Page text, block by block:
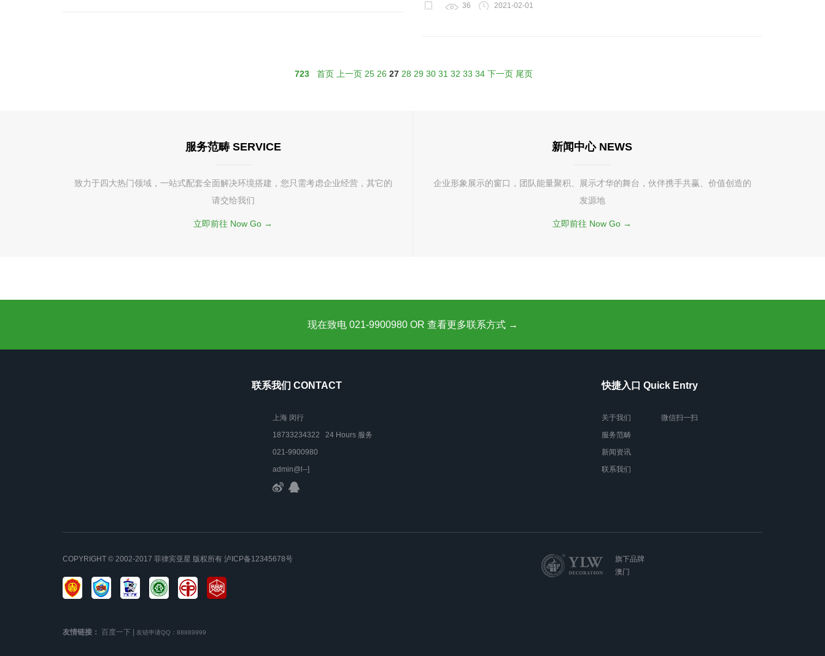
36 2021-02-01
723 首页 上一页 25 26 27 28 29 30 31 32 33 34 下一页 尾页
服务范畴 SERVICE
致力于四大热门领域，一站式配套全面解决环境搭建，您只需考虑企业经营，其它的
请交给我们
立即前往 Now Go →
新闻中心 NEWS
企业形象展示的窗口，团队能量聚积、展示才华的舞台，伙伴携手共赢、价值创造的
发源地
立即前往 Now Go →
现在致电 021-9900980 OR 查看更多联系方式 →
联系我们 CONTACT
上海 闵行
18733234322 24 Hours 服务
021-9900980
admin@l--]
快捷入口 Quick Entry
关于我们
服务范畴
新闻资讯
联系我们
微信扫一扫
COPYRIGHT © 2002-2017 菲律宾亚星 版权所有 泸ICP备12345678号
旗下品牌
澳门
友情链接： 百度一下 友链申请QQ：88889999